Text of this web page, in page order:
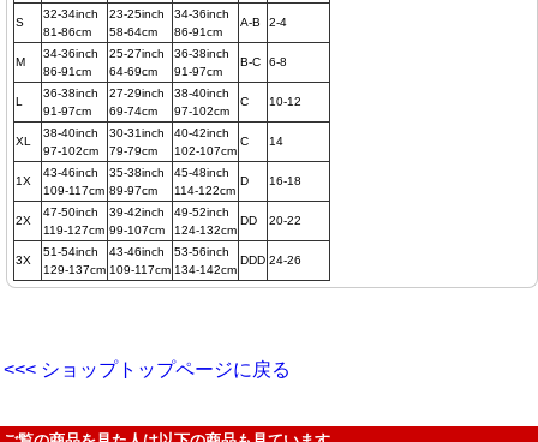
S
32-34inch
81-86cm
23-25inch
58-64cm
34-36inch
86-91cm
A-B 2-4
M
34-36inch
86-91cm
25-27inch
64-69cm
36-38inch
91-97cm
B-C 6-8
L
36-38inch
91-97cm
27-29inch
69-74cm
38-40inch
97-102cm
C 10-12
XL
38-40inch
97-102cm
30-31inch
79-79cm
40-42inch
102-107cm
C 14
1X
43-46inch
109-117cm
35-38inch
89-97cm
45-48inch
114-122cm
D 16-18
2X
47-50inch
119-127cm
39-42inch
99-107cm
49-52inch
124-132cm
DD 20-22
3X
51-54inch
129-137cm
43-46inch
109-117cm
53-56inch
134-142cm
DDD 24-26
<<< ショップトップページに戻る